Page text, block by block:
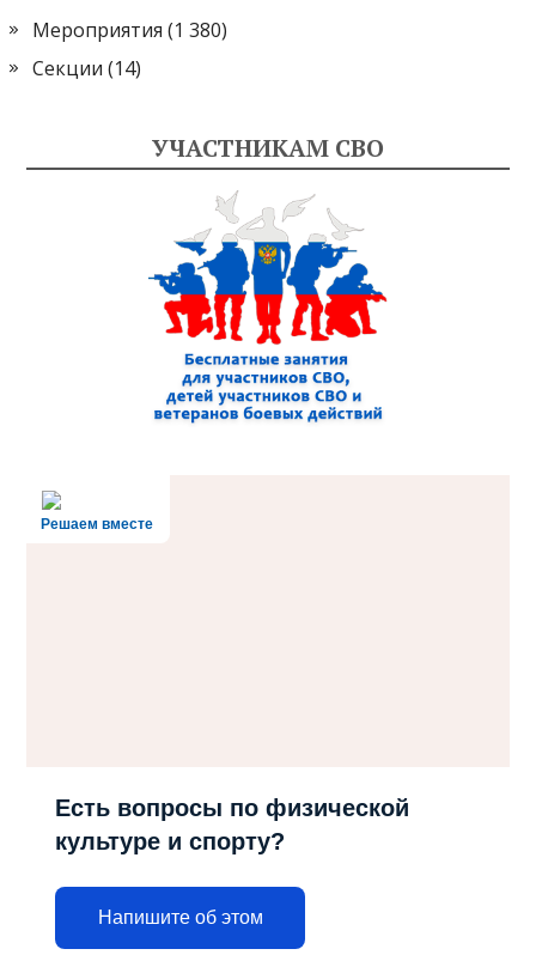
Мероприятия (1 380)
Секции (14)
УЧАСТНИКАМ СВО
Решаем вместе
Есть вопросы по физической
культуре и спорту?
Напишите об этом